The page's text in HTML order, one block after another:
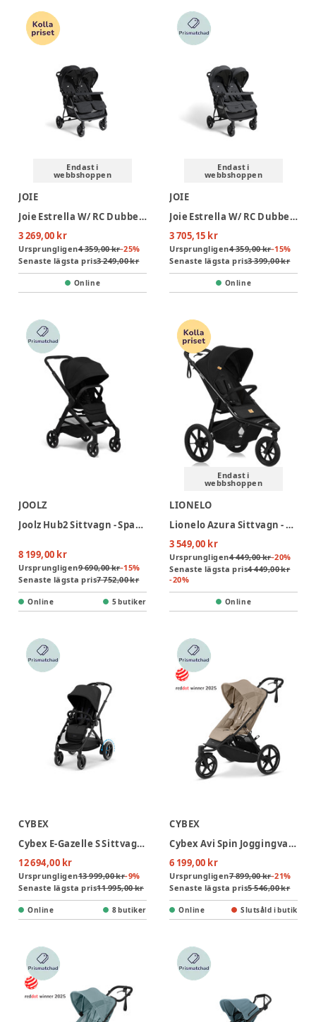
Endast i
webbshoppen
JOIE
Joie Estrella W/ RC Dubbelsittvagn - Eclipse
3 269,00 kr
Ursprungligen4 359,00 kr-25%
Senaste lägsta pris3 249,00 kr
Online
Endast i
webbshoppen
JOIE
Joie Estrella W/ RC Dubbelsittvagn - Ebony
3 705,15 kr
Ursprungligen4 359,00 kr-15%
Senaste lägsta pris3 399,00 kr
Online
JOOLZ
Joolz Hub2 Sittvagn - Space Black
8 199,00 kr
Ursprungligen9 690,00 kr-15%
Senaste lägsta pris7 752,00 kr
Online 5 butiker
Endast i
webbshoppen
LIONELO
Lionelo Azura Sittvagn - Black Onyx
3 549,00 kr
Ursprungligen4 449,00 kr-20%
Senaste lägsta pris4 449,00 kr
-20%
Online
CYBEX
Cybex E-Gazelle S Sittvagn - Black/Moon Black
12 694,00 kr
Ursprungligen13 999,00 kr-9%
Senaste lägsta pris11 995,00 kr
Online 8 butiker
CYBEX
Cybex Avi Spin Joggingvagn - Almond Beige
6 199,00 kr
Ursprungligen7 899,00 kr-21%
Senaste lägsta pris5 546,00 kr
Online Slutsåld i butik